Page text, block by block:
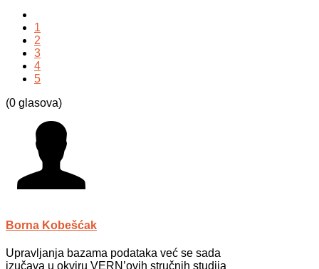
1
2
3
4
5
(0 glasova)
Borna Kobešćak
Upravljanja bazama podataka već se sada
izučava u okviru VERN’ovih stručnih studija